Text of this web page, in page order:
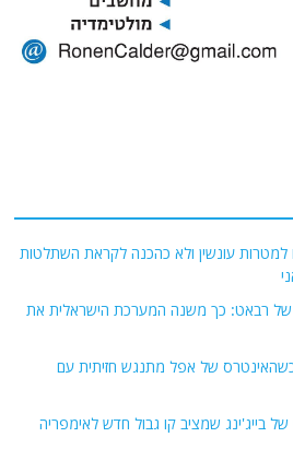
למטרות עונשין ולא כהכנה לקראת השתלטות
של רבאט: כך משנה המערכת הישראלית את
של אפל מתנגש חזיתית עם
בייג'ינג שמציב קו גבול חדש לאימפריה